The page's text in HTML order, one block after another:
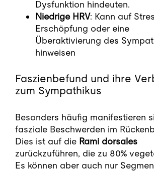
Dysfunktion hindeuten.
Niedrige HRV: Kann auf
Erschöpfung oder eine
Überaktivierung des
hinweisen
Faszienbefund und ihre
zum Sympathikus
Besonders häufig manifestieren
fasziale Beschwerden im
Dies ist auf die Rami dorsales
zurückzuführen, die zu 80%
Es können aber auch nur